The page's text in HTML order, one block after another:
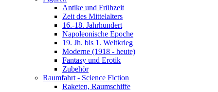
Antike und Frühzeit
Zeit des Mittelalters
16.-18. Jahrhundert
Napoleonische Epoche
19. Jh. bis 1. Weltkrieg
Moderne (1918 - heute)
Fantasy und Erotik
Zubehör
Raumfahrt - Science Fiction
Raketen, Raumschiffe